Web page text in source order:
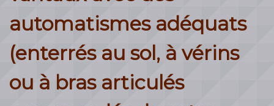
automatismes adéquats
(enterrés au sol, à vérins
ou à bras articulés